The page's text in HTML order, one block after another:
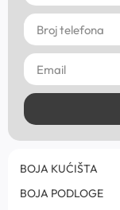
BOJA KUĆIŠTA
BOJA PODLOGE